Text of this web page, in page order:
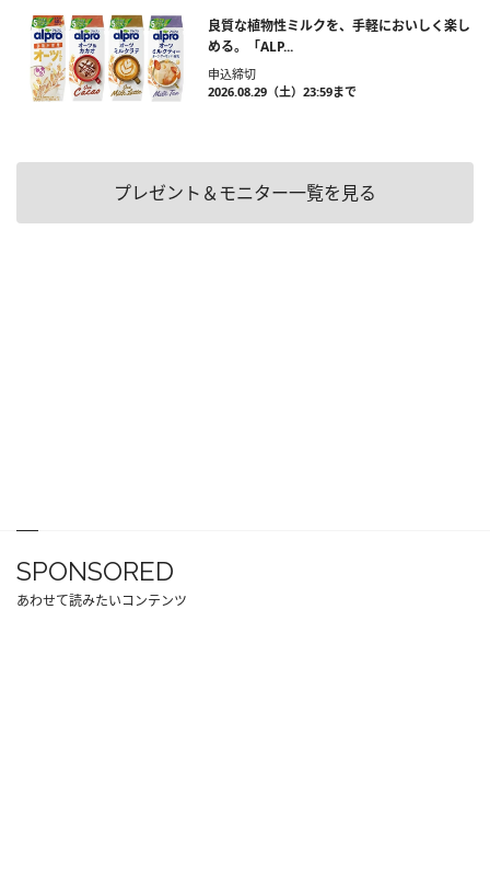
良質な植物性ミルクを、手軽においしく楽し
める。「ALP...
申込締切
2026.08.29（土）23:59まで
プレゼント＆モニター一覧を見る
SPONSORED
あわせて読みたいコンテンツ